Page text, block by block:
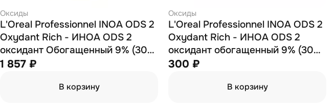
Оксиды
L'Oreal Professionnel INOA ODS 2
Oxydant Rich - ИНОА ODS 2
оксидант Обогащенный 9% (30
vol.) 1000 мл
1 857 ₽
В корзину
Оксиды
L'Oreal Professionnel INOA ODS 2
Oxydant Rich - ИНОА ODS 2
оксидант обогащенный 9% (30
vol.) 80 мл (розлив)
300 ₽
В корзину